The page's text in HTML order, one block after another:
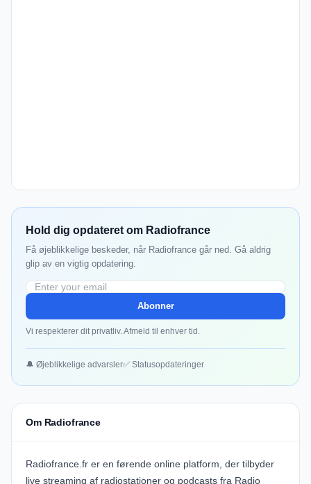
Hold dig opdateret om Radiofrance
Få øjeblikkelige beskeder, når Radiofrance går ned. Gå aldrig
glip av en vigtig opdatering.
Abonner
Vi respekterer dit privatliv. Afmeld til enhver tid.
🔔 Øjeblikkelige advarsler✅ Statusopdateringer
Om Radiofrance
Radiofrance.fr er en førende online platform, der tilbyder
live streaming af radiostationer og podcasts fra Radio